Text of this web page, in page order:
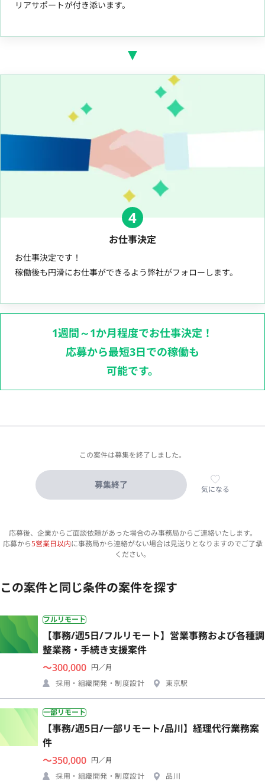
リアサポートが付き添います。
4
お仕事決定
お仕事決定です！
稼働後も円滑にお仕事ができるよう弊社がフォローします。
1週間～1か月程度でお仕事決定！
応募から最短3日での稼働も
可能です。
この案件は募集を終了しました。
募集終了 気になる
応募後、企業からご面談依頼があった場合のみ事務局からご連絡いたします。
応募から5営業日以内に事務局から連絡がない場合は見送りとなりますのでご了承
ください。
この案件と同じ条件の案件を探す
フルリモート
【事務/週5日/フルリモート】営業事務および各種調
整業務・手続き支援案件
〜300,000 円／月
採用・組織開発・制度設計
東京駅
一部リモート
【事務/週5日/一部リモート/品川】経理代行業務案
件
〜350,000 円／月
採用・組織開発・制度設計
品川